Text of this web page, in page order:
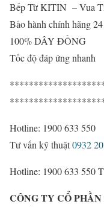
Bếp Từ KITIN – Vua
Bảo hành chính hãng
100% DÂY ĐỒNG
Tốc độ đáp ứng nhanh
Hotline: 1900 633 550
Tư vấn kỹ thuật0932
Hotline: 1900 633 550
CÔNG TY CỔ